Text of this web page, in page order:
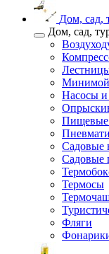
Дом, сад,
Дом, сад,
Насосы и
Пищевые
Садовые
Садовые
Термосы
Фляги